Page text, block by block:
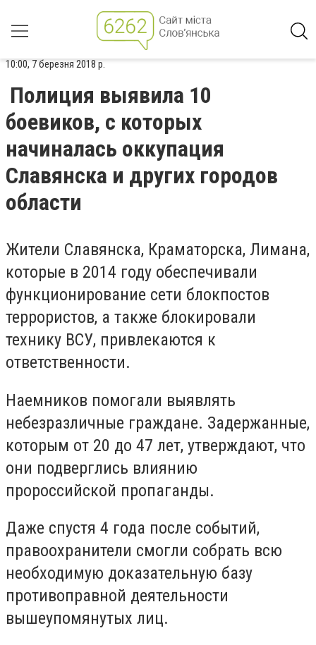
10:00, 7 березня 2018 р.
Полиция выявила 10
боевиков, с которых
начиналась оккупация
Славянска и других городов
области
Жители Славянска, Краматорска, Лимана,
которые в 2014 году обеспечивали
функционирование сети блокпостов
террористов, а также блокировали
технику ВСУ, привлекаются к
ответственности.
Наемников помогали выявлять
небезразличные граждане. Задержанные,
которым от 20 до 47 лет, утверждают, что
они подверглись влиянию
пророссийской пропаганды.
Даже спустя 4 года после событий,
правоохранители смогли собрать всю
необходимую доказательную базу
противоправной деятельности
вышеупомянутых лиц.